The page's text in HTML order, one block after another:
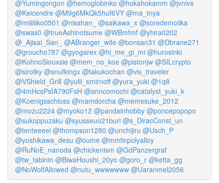
@Yumingongon @hemoglobinko @hokahokamm @jvnivs
@Keicendre @M9g6MkQk5huf6VY @ma_tnya
@miiiiiiko0501 @nisshan_ @saikawa_x @soredemoiika
@swas0 @trueAshinotsume @WBmfmf @yhira0202
@_Ajisai_San_
@ABranger_wife @bonsan31 @Dbrane271
@groucho787 @gyogarex @hi_me_gi_mi @hurosinki
@KohnoSiouxsie @mem_no_koe @pistonjw @SILcrypto
@sirotky @snufkingx @takukochan @vix_traveler
@VShield_Grill @yulii_smirnoff @yura_yuki @1q8
@4mHcsPsfA790FsH @anncomochi @catalyst_yuki_k
@Koenigsschloss @mamdorcha @memesuke_2012
@mozu2224 @myoko12 @pandainhobby @poncepopopo
@sukoppuzaku @syusseuo21buri @s_DiracConst_un
@tenteeeei @thompson1280 @unchijiru @Usch_P
@yoshikawa_desu @oume @mmticpolyalloy
@RuNoE_nanoda @chickenism @GdPanzergraf
@tw_tabinin @BiwaHoushi_20yo @goro_r @ketta_gg
@NoWolfAllowed @nutu_wwwwwww @Uaranmel2056